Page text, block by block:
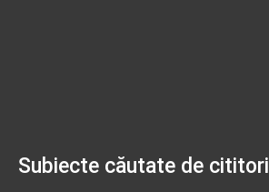
Subiecte căutate de cititori